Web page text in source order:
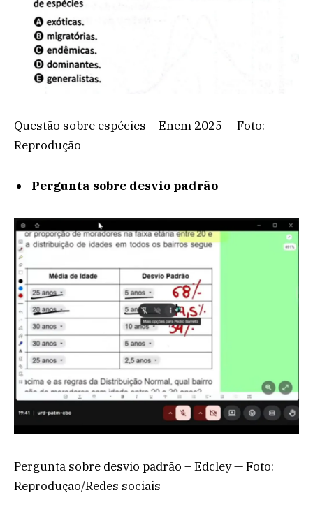
Questão sobre espécies – Enem 2025 — Foto:
Reprodução
Pergunta sobre desvio padrão
Pergunta sobre desvio padrão – Edcley — Foto:
Reprodução/Redes sociais